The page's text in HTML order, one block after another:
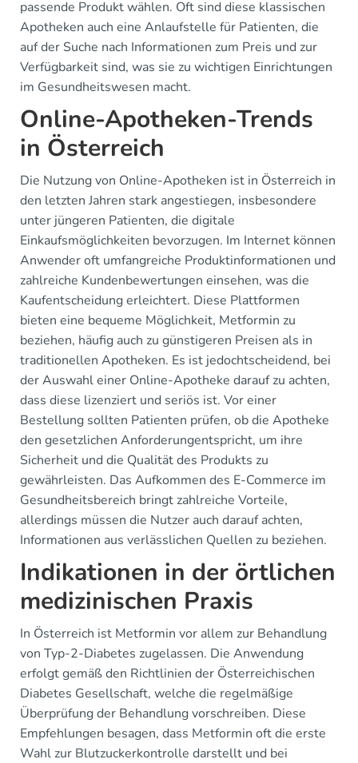
passende Produkt wählen. Oft sind diese klassischen
Apotheken auch eine Anlaufstelle für Patienten, die
auf der Suche nach Informationen zum Preis und zur
Verfügbarkeit sind, was sie zu wichtigen Einrichtungen
im Gesundheitswesen macht.
Online-Apotheken-Trends
in Österreich
Die Nutzung von Online-Apotheken ist in Österreich in
den letzten Jahren stark angestiegen, insbesondere
unter jüngeren Patienten, die digitale
Einkaufsmöglichkeiten bevorzugen. Im Internet können
Anwender oft umfangreiche Produktinformationen und
zahlreiche Kundenbewertungen einsehen, was die
Kaufentscheidung erleichtert. Diese Plattformen
bieten eine bequeme Möglichkeit, Metformin zu
beziehen, häufig auch zu günstigeren Preisen als in
traditionellen Apotheken. Es ist jedochtscheidend, bei
der Auswahl einer Online-Apotheke darauf zu achten,
dass diese lizenziert und seriös ist. Vor einer
Bestellung sollten Patienten prüfen, ob die Apotheke
den gesetzlichen Anforderungentspricht, um ihre
Sicherheit und die Qualität des Produkts zu
gewährleisten. Das Aufkommen des E-Commerce im
Gesundheitsbereich bringt zahlreiche Vorteile,
allerdings müssen die Nutzer auch darauf achten,
Informationen aus verlässlichen Quellen zu beziehen.
Indikationen in der örtlichen
medizinischen Praxis
In Österreich ist Metformin vor allem zur Behandlung
von Typ-2-Diabetes zugelassen. Die Anwendung
erfolgt gemäß den Richtlinien der Österreichischen
Diabetes Gesellschaft, welche die regelmäßige
Überprüfung der Behandlung vorschreiben. Diese
Empfehlungen besagen, dass Metformin oft die erste
Wahl zur Blutzuckerkontrolle darstellt und bei